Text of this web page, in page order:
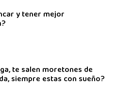
y tener mejor
te salen moretones de
siempre estas con sueño?